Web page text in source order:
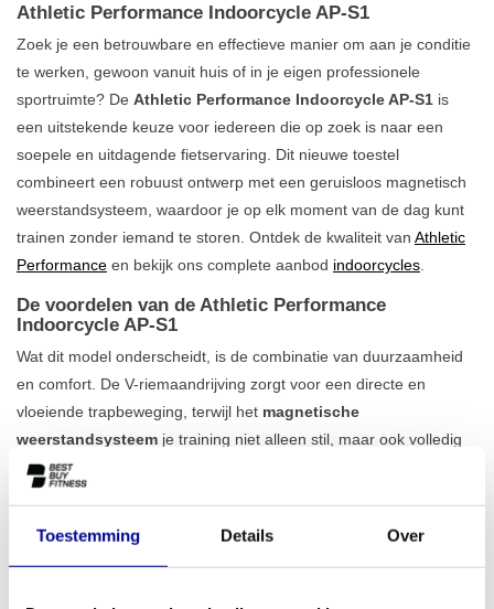
Toestemming Details Over
Athletic Performance Indoorcycle AP-S1
Zoek je een betrouwbare en effectieve manier om aan je conditie
te werken, gewoon vanuit huis of in je eigen professionele
sportruimte? De Athletic Performance Indoorcycle AP-S1 is
een uitstekende keuze voor iedereen die op zoek is naar een
soepele en uitdagende fietservaring. Dit nieuwe toestel
combineert een robuust ontwerp met een geruisloos magnetisch
weerstandsysteem, waardoor je op elk moment van de dag kunt
trainen zonder iemand te storen. Ontdek de kwaliteit van Athletic
Performance en bekijk ons complete aanbod indoorcycles
De voordelen van de Athletic Performance
Indoorcycle AP-S1
Wat dit model onderscheidt, is de combinatie van duurzaamheid
en comfort. De V-riemaandrijving zorgt voor een directe en
vloeiende trapbeweging, terwijl het magnetische
weerstandsysteem je training niet alleen stil, maar ook volledig
onderhoudsvrij maakt. Je past de intensiteit eenvoudig aan je
eigen niveau aan. De ijzeren constructie is ontworpen voor
van het apparaat garandeert, zelfs bij intensief gebruik. Dankzij
tussen 140 en 210 cm altijd een ergonomische en comfortabele